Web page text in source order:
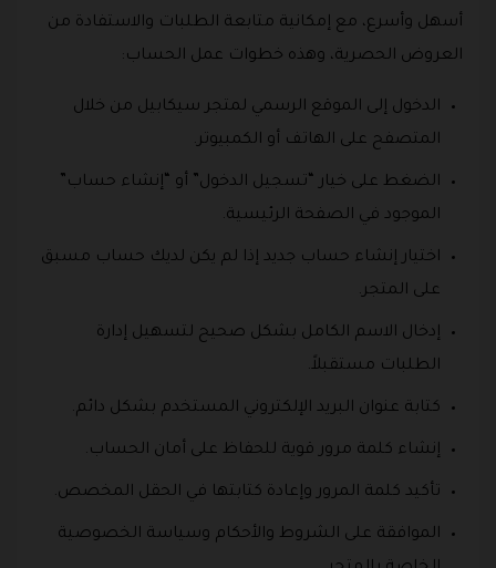
أسهل وأسرع، مع إمكانية متابعة الطلبات والاستفادة من
العروض الحصرية، وهذه خطوات عمل الحساب:
الدخول إلى الموقع الرسمي لمتجر سيكابيل من خلال
المتصفح على الهاتف أو الكمبيوتر.
الضغط على خيار “تسجيل الدخول” أو “إنشاء حساب”
الموجود في الصفحة الرئيسية.
اختيار إنشاء حساب جديد إذا لم يكن لديك حساب مسبق
على المتجر.
إدخال الاسم الكامل بشكل صحيح لتسهيل إدارة
الطلبات مستقبلاً.
كتابة عنوان البريد الإلكتروني المستخدم بشكل دائم.
إنشاء كلمة مرور قوية للحفاظ على أمان الحساب.
تأكيد كلمة المرور وإعادة كتابتها في الحقل المخصص.
الموافقة على الشروط والأحكام وسياسة الخصوصية